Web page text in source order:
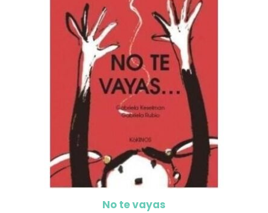
No te vayas